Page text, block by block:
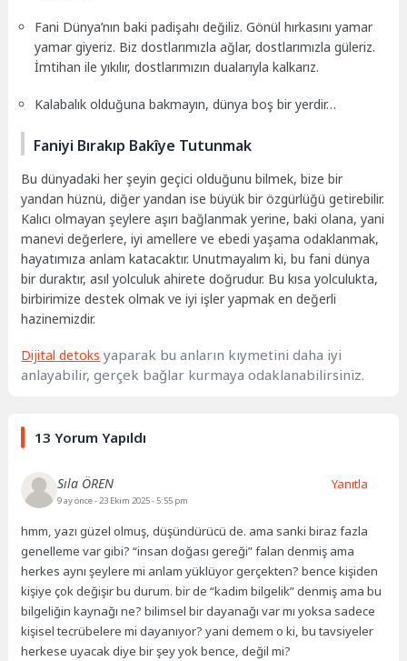
Fani Dünya’nın baki padişahı değiliz. Gönül hırkasını yamar
yamar giyeriz. Biz dostlarımızla ağlar, dostlarımızla güleriz.
İmtihan ile yıkılır, dostlarımızın dualarıyla kalkarız.
Kalabalık olduğuna bakmayın, dünya boş bir yerdir…
Faniyi Bırakıp Bakîye Tutunmak
Bu dünyadaki her şeyin geçici olduğunu bilmek, bize bir
yandan hüznü, diğer yandan ise büyük bir özgürlüğü getirebilir.
Kalıcı olmayan şeylere aşırı bağlanmak yerine, baki olana, yani
manevi değerlere, iyi amellere ve ebedi yaşama odaklanmak,
hayatımıza anlam katacaktır. Unutmayalım ki, bu fani dünya
bir duraktır, asıl yolculuk ahirete doğrudur. Bu kısa yolculukta,
birbirimize destek olmak ve iyi işler yapmak en değerli
hazinemizdir.
Dijital detoks yaparak bu anların kıymetini daha iyi
anlayabilir, gerçek bağlar kurmaya odaklanabilirsiniz.
13 Yorum Yapıldı
Sıla ÖREN
9 ay önce- 23 Ekim 2025 - 5:55 pm
hmm, yazı güzel olmuş, düşündürücü de. ama sanki biraz fazla
genelleme var gibi? “insan doğası gereği” falan denmiş ama
herkes aynı şeylere mi anlam yüklüyor gerçekten? bence kişiden
kişiye çok değişir bu durum. bir de “kadim bilgelik” denmiş ama bu
bilgeliğin kaynağı ne? bilimsel bir dayanağı var mı yoksa sadece
kişisel tecrübelere mi dayanıyor? yani demem o ki, bu tavsiyeler
herkese uyacak diye bir şey yok bence, değil mi?
Yanıtla